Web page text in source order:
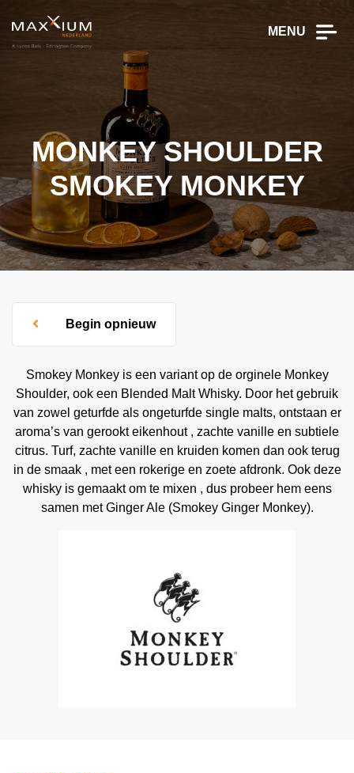
MENU
MONKEY SHOULDER
SMOKEY MONKEY
Begin opnieuw
Smokey Monkey is een variant op de orginele Monkey
Shoulder, ook een Blended Malt Whisky. Door het gebruik
van zowel geturfde als ongeturfde single malts, ontstaan er
aroma’s van gerookt eikenhout , zachte vanille en subtiele
citrus. Turf, zachte vanille en kruiden komen dan ook terug
in de smaak , met een rokerige en zoete afdronk. Ook deze
whisky is gemaakt om te mixen , dus probeer hem eens
samen met Ginger Ale (Smokey Ginger Monkey).